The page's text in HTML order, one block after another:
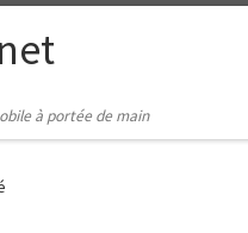
à portée de main